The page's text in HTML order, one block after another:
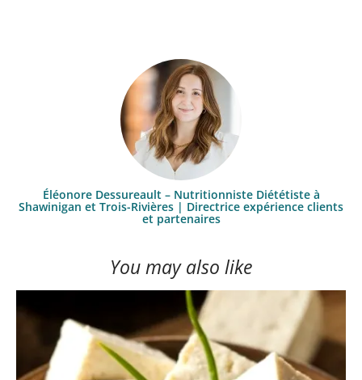
Éléonore Dessureault – Nutritionniste Diététiste à
Shawinigan et Trois-Rivières | Directrice expérience clients
et partenaires
You may also like